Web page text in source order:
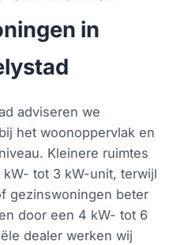
in
adviseren we
het woonoppervlak en
Kleinere ruimtes
tot 3 kW-unit, terwijl
gezinswoningen beter
door een 4 kW- tot 6
dealer werken wij